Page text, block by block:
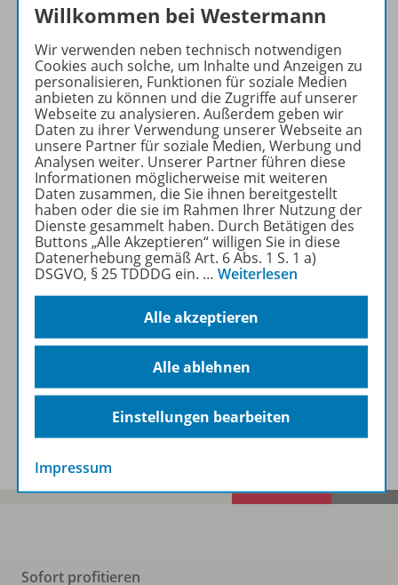
wir Ihnen einen Service, um
Ihren Unterricht aktuell und
einfach zu gestalten. Jede
Woche drei bis vier
Neuerscheinungen mit
großem Online Archiv.
Mehr erfahren
Informationen
Spar-Pakete
Sofort profitieren
Willkommen bei Westermann
Wir verwenden neben technisch notwendigen
Cookies auch solche, um Inhalte und Anzeigen zu
personalisieren, Funktionen für soziale Medien
anbieten zu können und die Zugriffe auf unserer
Webseite zu analysieren. Außerdem geben wir
Daten zu ihrer Verwendung unserer Webseite an
unsere Partner für soziale Medien, Werbung und
Analysen weiter. Unserer Partner führen diese
Informationen möglicherweise mit weiteren
Daten zusammen, die Sie ihnen bereitgestellt
haben oder die sie im Rahmen Ihrer Nutzung der
Dienste gesammelt haben. Durch Betätigen des
Buttons „Alle Akzeptieren“ willigen Sie in diese
Datenerhebung gemäß Art. 6 Abs. 1 S. 1 a)
DSGVO, § 25 TDDDG ein. … Weiterlesen
Alle akzeptieren
Alle ablehnen
Einstellungen bearbeiten
Impressum